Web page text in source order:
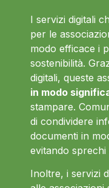
I servizi digitali
per le
modo efficace i
sostenibilità.
digitali, queste
in modo
stampare.
di condividere
documenti in
evitando
Inoltre, i servizi